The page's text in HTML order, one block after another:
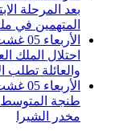
بعد المرحلة
المتهمين في
الأربعاء 05 غشت | 16:12
احتلال الملك
والعائلة تطلب
الأربعاء 05 غشت | 15:13
مخدر الشيرا